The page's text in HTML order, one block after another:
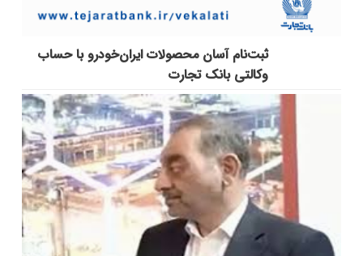
ثبت‌نام آسان محصولات ایران‌خودرو با حساب
وکالتی بانک تجارت